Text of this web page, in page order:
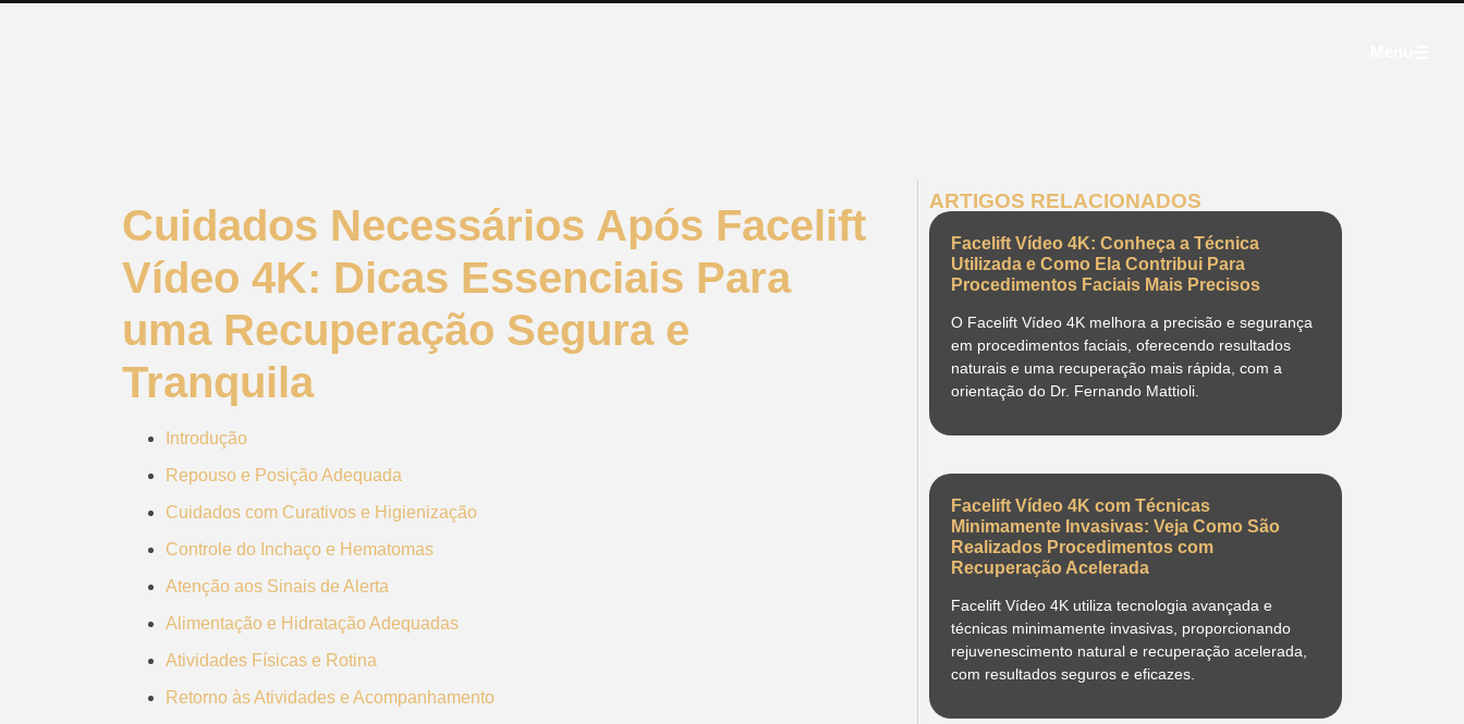
Cuidados Necessários Após Facelift
Vídeo 4K: Dicas Essenciais Para
uma Recuperação Segura e
Tranquila
Introdução
Repouso e Posição Adequada
Cuidados com Curativos e Higienização
Controle do Inchaço e Hematomas
Atenção aos Sinais de Alerta
Alimentação e Hidratação Adequadas
Atividades Físicas e Rotina
Retorno às Atividades e Acompanhamento
ARTIGOS RELACIONADOS
Facelift Vídeo 4K: Conheça a Técnica
Utilizada e Como Ela Contribui Para
Procedimentos Faciais Mais Precisos
O Facelift Vídeo 4K melhora a precisão e segurança
em procedimentos faciais, oferecendo resultados
naturais e uma recuperação mais rápida, com a
orientação do Dr. Fernando Mattioli.
Facelift Vídeo 4K com Técnicas
Minimamente Invasivas: Veja Como São
Realizados Procedimentos com
Recuperação Acelerada
Facelift Vídeo 4K utiliza tecnologia avançada e
técnicas minimamente invasivas, proporcionando
rejuvenescimento natural e recuperação acelerada,
com resultados seguros e eficazes.